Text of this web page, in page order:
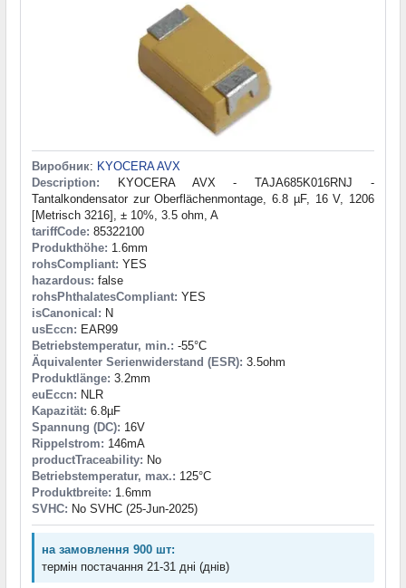
Виробник: KYOCERA AVX
Description: KYOCERA AVX - TAJA685K016RNJ -
Tantalkondensator zur Oberflächenmontage, 6.8 µF, 16 V, 1206
[Metrisch 3216], ± 10%, 3.5 ohm, A
tariffCode: 85322100
Produkthöhe: 1.6mm
rohsCompliant: YES
hazardous: false
rohsPhthalatesCompliant: YES
isCanonical: N
usEccn: EAR99
Betriebstemperatur, min.: -55°C
Äquivalenter Serienwiderstand (ESR): 3.5ohm
Produktlänge: 3.2mm
euEccn: NLR
Kapazität: 6.8µF
Spannung (DC): 16V
Rippelstrom: 146mA
productTraceability: No
Betriebstemperatur, max.: 125°C
Produktbreite: 1.6mm
SVHC: No SVHC (25-Jun-2025)
на замовлення 900 шт:
термін постачання 21-31 дні (днів)